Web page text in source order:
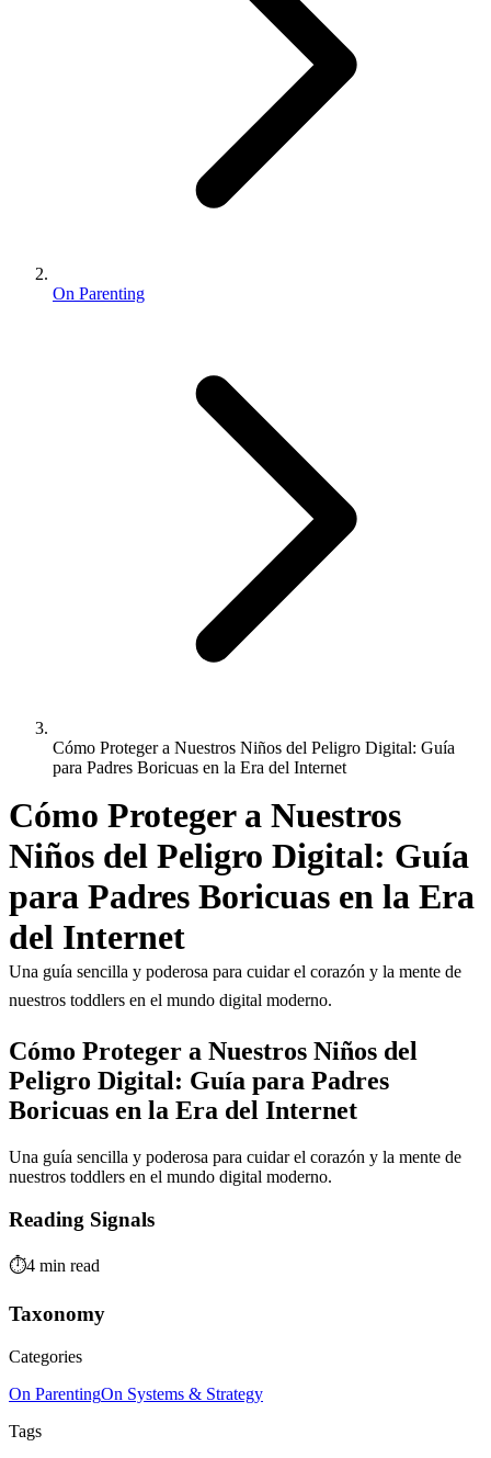
On Parenting
Cómo Proteger a Nuestros Niños del Peligro Digital: Guía
para Padres Boricuas en la Era del Internet
Cómo Proteger a Nuestros
Niños del Peligro Digital: Guía
para Padres Boricuas en la Era
del Internet
Una guía sencilla y poderosa para cuidar el corazón y la mente de
nuestros toddlers en el mundo digital moderno.
Cómo Proteger a Nuestros Niños del
Peligro Digital: Guía para Padres
Boricuas en la Era del Internet
Una guía sencilla y poderosa para cuidar el corazón y la mente de
nuestros toddlers en el mundo digital moderno.
Reading Signals
⏱️4 min read
Taxonomy
Categories
On ParentingOn Systems & Strategy
Tags